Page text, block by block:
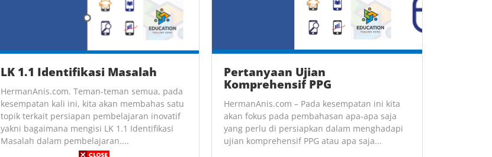
LK 1.1 Identifikasi Masalah
HermanAnis.com. Teman-teman semua, pada
kesempatan kali ini, kita akan membahas satu
topik terkait persiapan pembelajaran inovatif
yakni bagaimana mengisi LK 1.1 Identifikasi
Masalah dalam pembelajaran....
Pertanyaan Ujian
Komprehensif PPG
HermanAnis.com – Pada kesempatan ini kita
akan fokus pada pembahasan apa-apa saja
yang perlu di persiapkan dalam menghadapi
ujian komprehensif PPG atau apa saja...